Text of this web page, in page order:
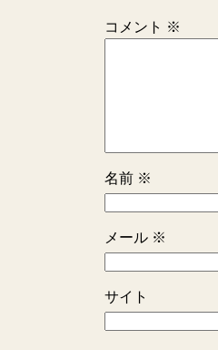
コメント ※
名前 ※
メール ※
サイト